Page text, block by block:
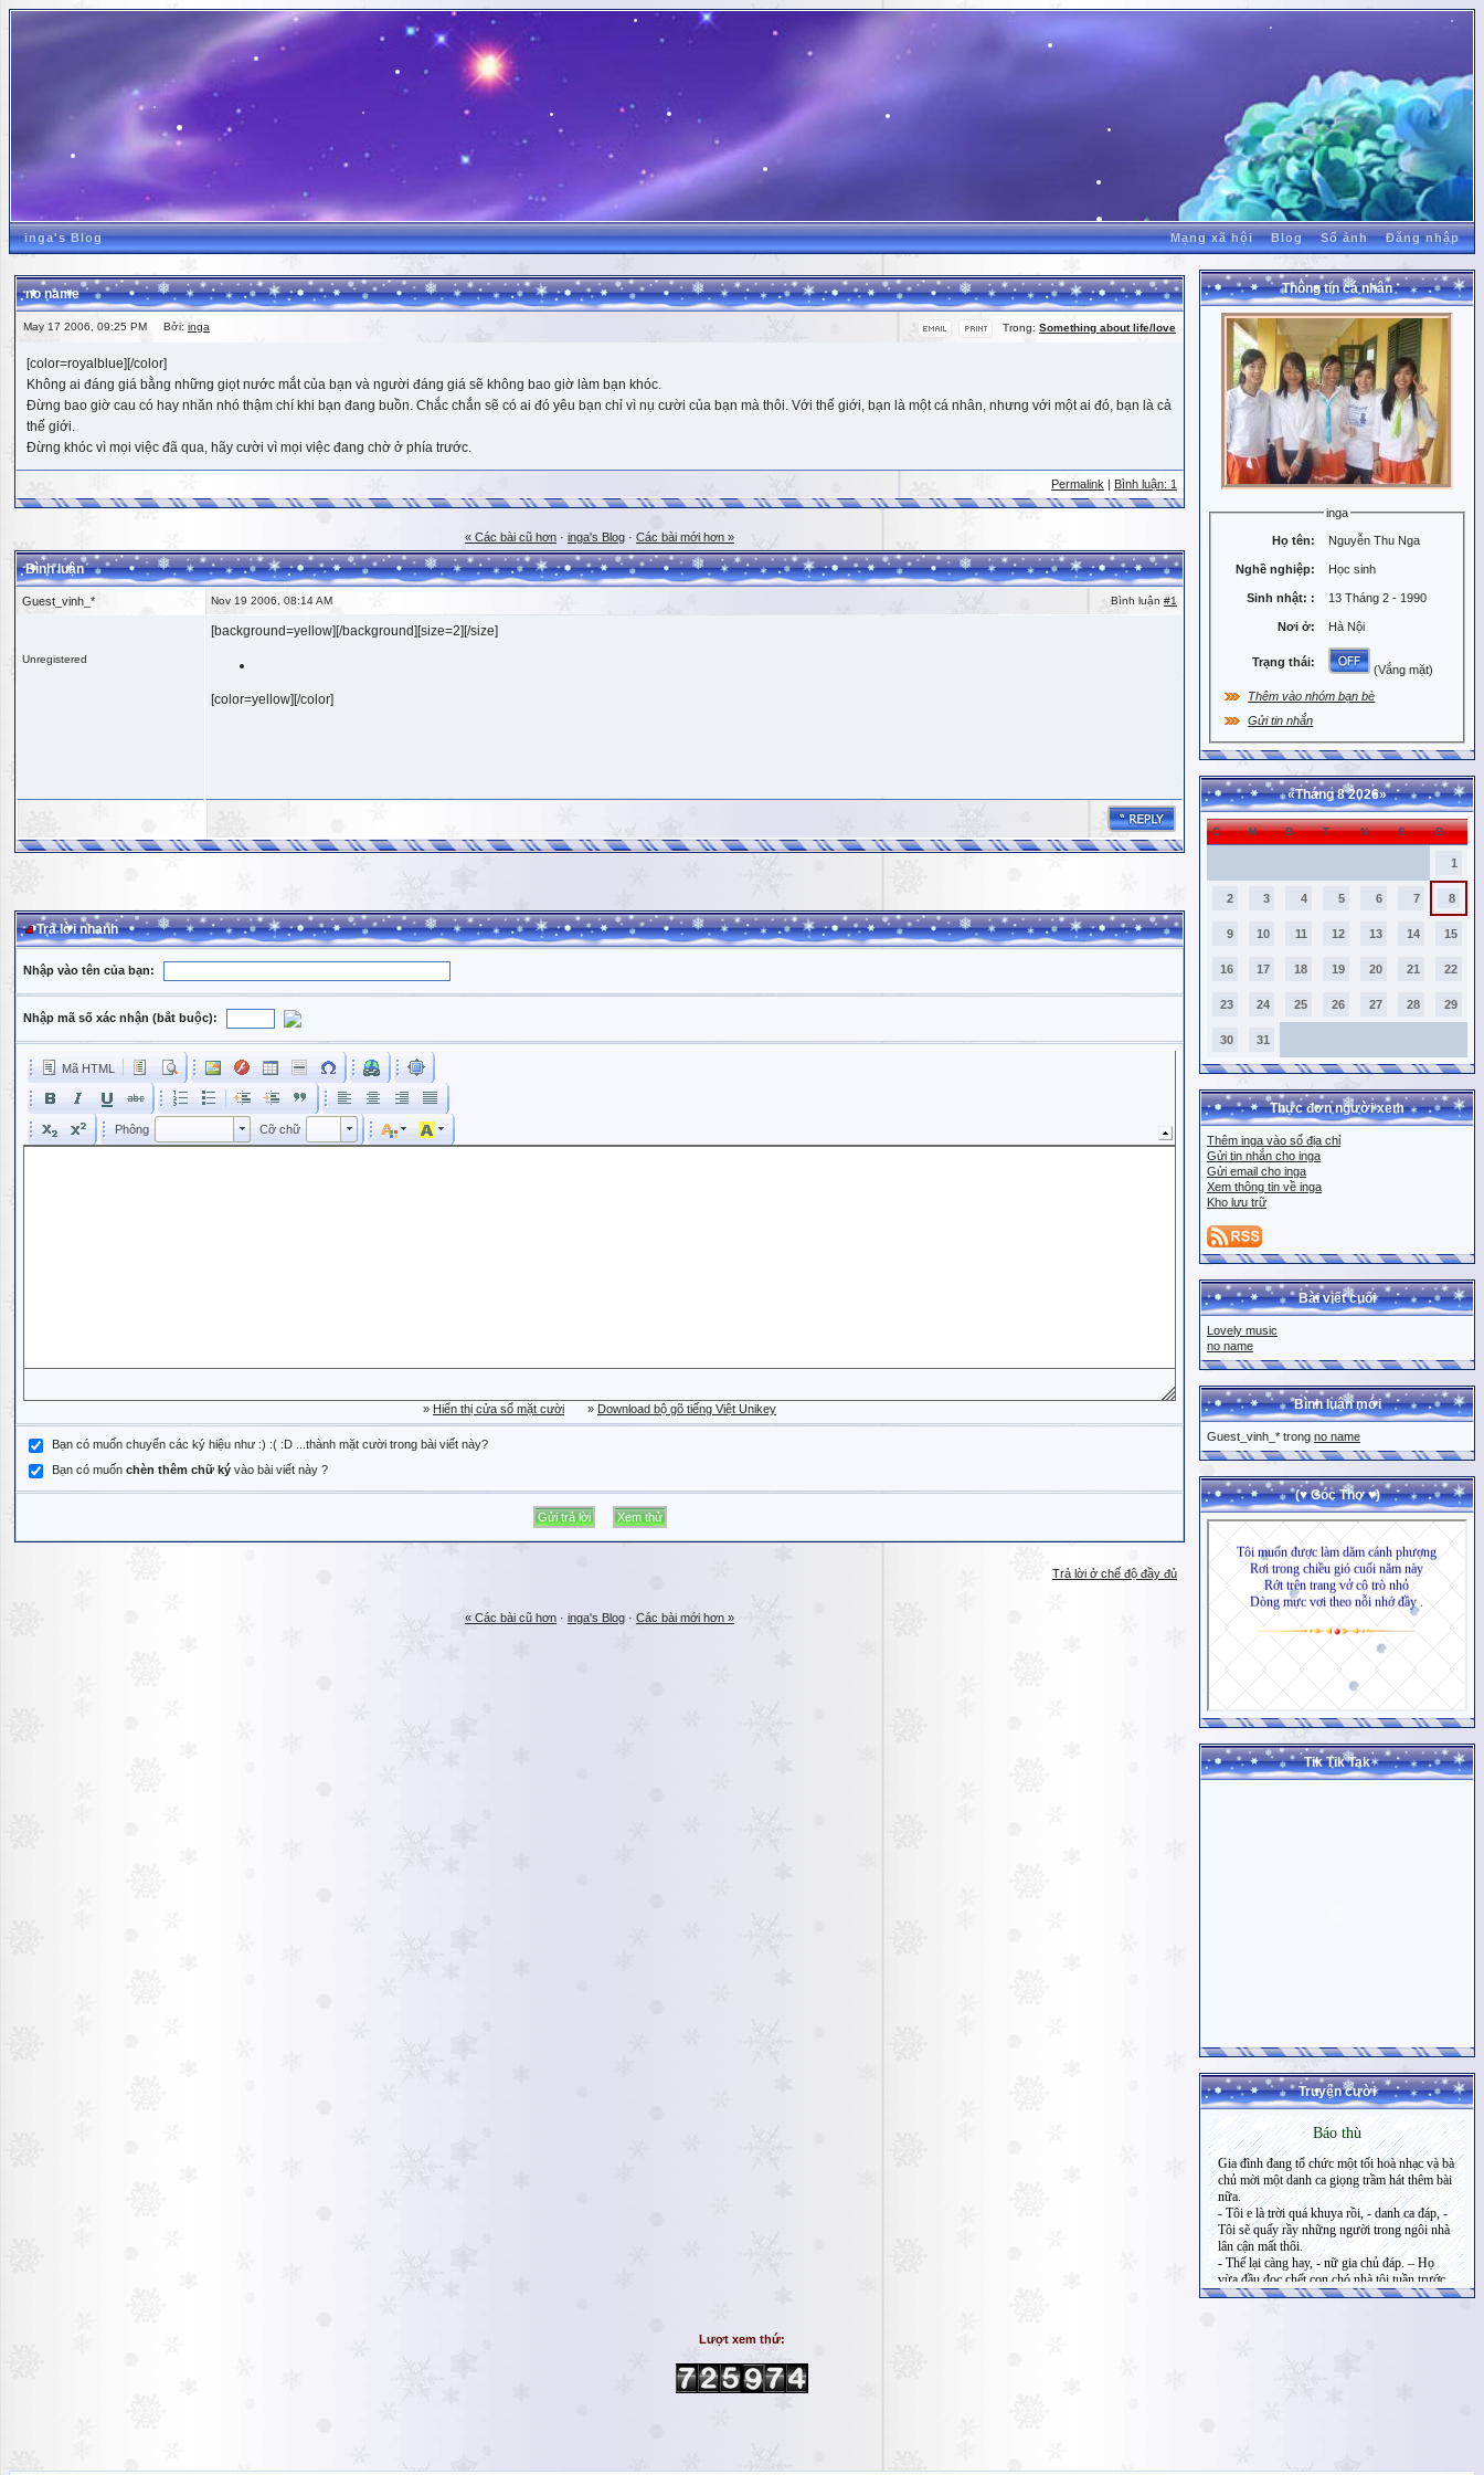
inga's Blog Mạng xã hội Blog Sổ ảnh Đăng nhập
no name
Trong: Something about life/love
May 17 2006, 09:25 PM Bởi: inga
[color=royalblue][/color]
Không ai đáng giá bằng những giọt nước mắt của bạn và người đáng giá sẽ không bao giờ làm bạn khóc.
Đừng bao giờ cau có hay nhăn nhó thậm chí khi bạn đang buồn. Chắc chắn sẽ có ai đó yêu bạn chỉ vì nụ cười của bạn mà thôi. Với thế giới, bạn là một cá nhân, nhưng với một ai đó, bạn là cả
thế giới.
Đừng khóc vì mọi việc đã qua, hãy cười vì mọi việc đang chờ ở phía trước.
Permalink Bình luận: 1
« Các bài cũ hơn · inga's Blog · Các bài mới hơn »
Bình luận
Guest_vinh_* Nov 19 2006, 08:14 AM Bình luận #1
Unregistered
[background=yellow][/background][size=2][/size]
[color=yellow][/color]
Trả lời nhanh
Nhập vào tên của bạn:
Nhập mã số xác nhận (bắt buộc):
Mã HTML
Phông Cỡ chữ Kích cỡ phông
» Hiển thị cửa sổ mặt cười » Download bộ gõ tiếng Việt Unikey
Bạn có muốn chuyển các ký hiệu như :) :( :D ...thành mặt cười trong bài viết này?
Bạn có muốn chèn thêm chữ ký vào bài viết này ?
Trả lời ở chế độ đầy đủ
« Các bài cũ hơn · inga's Blog · Các bài mới hơn »
Thông tin cá nhân
inga
Họ tên: Nguyễn Thu Nga
Nghề nghiệp: Học sinh
Sinh nhật: : 13 Tháng 2 - 1990
Nơi ở: Hà Nội
Trạng thái:
(Vắng mặt)
Thêm vào nhóm bạn bè
Gửi tin nhắn
«Tháng 8 2026»
C H B T N S B
1
2 3 4 5 6 7 8
9 10 11 12 13 14 15
16 17 18 19 20 21 22
23 24 25 26 27 28 29
30 31
Thực đơn người xem
Thêm inga vào sổ địa chỉ
Gửi tin nhắn cho inga
Gửi email cho inga
Xem thông tin về inga
Kho lưu trữ
Bài viết cuối
Lovely music
no name
Bình luận mới
Guest_vinh_* trong no name
(♥ Góc Thơ ♥)
Tik Tik Tak
Truyện cười
Lượt xem thứ: